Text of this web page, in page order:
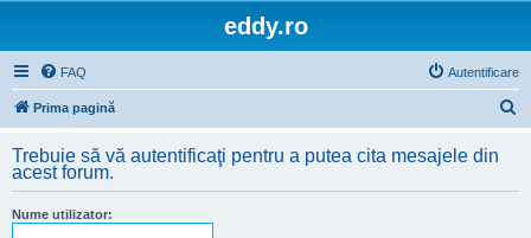
eddy.ro
FAQ Autentificare
Prima pagină
t
Trebuie să vă autentificaţi pentru a putea cita mesajele din
acest forum.
Nume utilizator: